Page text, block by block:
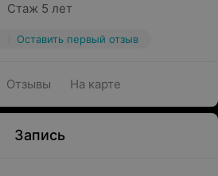
Стаж 5 лет
Оставить первый отзыв
Отзывы На карте
Запись